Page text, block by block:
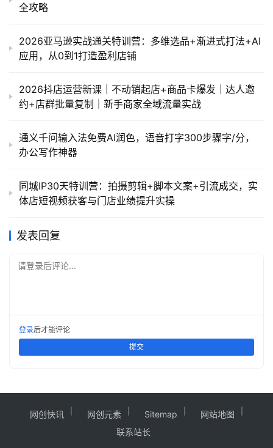
全攻略
2026亚马逊实战通关特训营：多维选品+渐进式打法+AI
应用，从0到1打造盈利店铺
2026抖店运营新课｜不动销起店+商品卡爆发｜达人邀
约+店群批量复制｜新手商家全域流量实战
通义千问输入法免费AI润色，语音打字300步骤字/分，
办公写作神器
同城IP30天特训营：拍摄剪辑+脚本文案+引流成交，实
体店短视频获客与门店业绩提升实操
发表回复
请登录后评论...
登录后才能评论
提交
网创快讯 网创元素 Sitemap
网站地图
联系站长